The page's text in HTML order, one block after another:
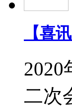
【喜
2020
二次